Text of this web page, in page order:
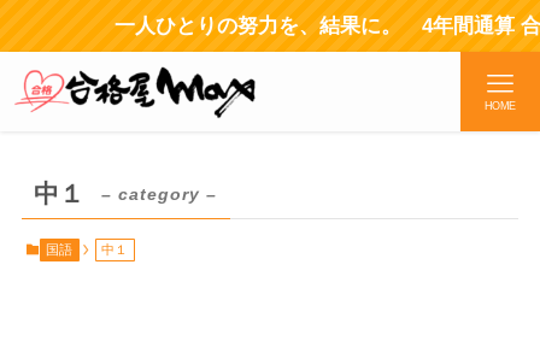
一人ひとりの努力を、結果に。 4年間通
HOME
中１ – category –
国語 中１